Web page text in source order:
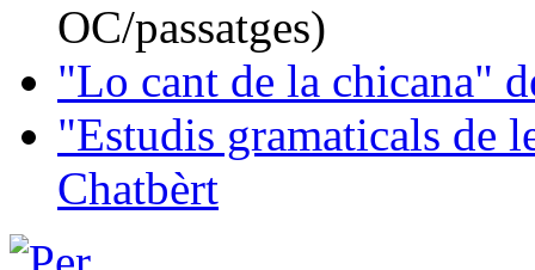
OC/passatges)
"Lo cant de la chicana"
"Estudis gramaticals de
Chatbèrt